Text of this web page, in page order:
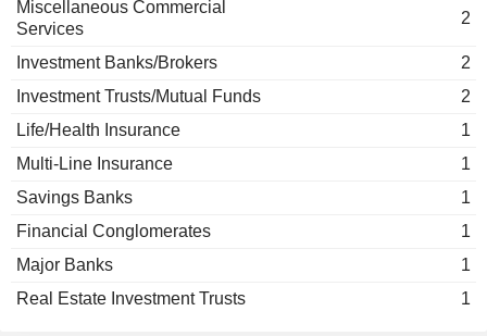
Miscellaneous Commercial
Services
2
Investment Banks/Brokers
2
Investment Trusts/Mutual Funds
2
Life/Health Insurance
1
Multi-Line Insurance
1
Savings Banks
1
Financial Conglomerates
1
Major Banks
1
Real Estate Investment Trusts
1